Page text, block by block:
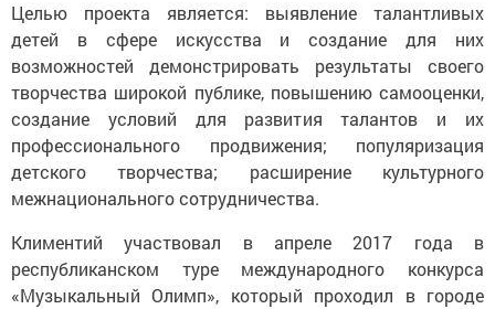
Целью проекта является: выявление талантливых
детей в сфере искусства и создание для них
возможностей демонстрировать результаты своего
творчества широкой публике, повышению самооценки,
создание условий для развития талантов и их
профессионального продвижения; популяризация
детского творчества; расширение культурного
межнационального сотрудничества.
Климентий участвовал в апреле 2017 года в
республиканском туре международного конкурса
«Музыкальный Олимп», который проходил в городе